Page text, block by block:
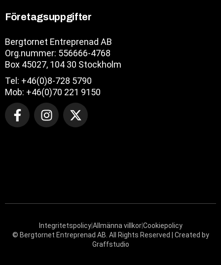
Företagsuppgifter
Bergtornet Entreprenad AB
Org.nummer: 556666-4768
Box 45027, 104 30 Stockholm
Tel: +46(0)8-728 5790
Mob: +46(0)70 221 9150
Integritetspolicy|Allmänna villkor|Cookiepolicy
© Bergtornet Entreprenad AB. All Rights Reserved | Created by
Graffstudio